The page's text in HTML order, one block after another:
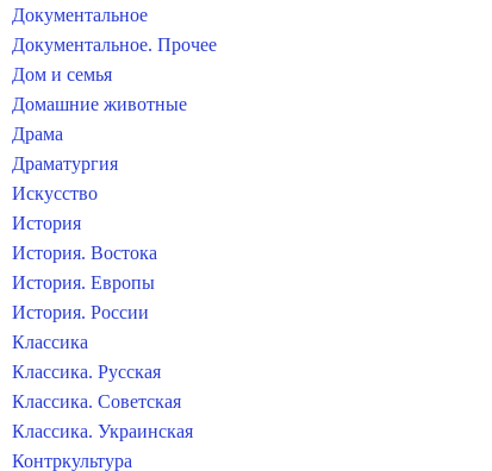
Документальное
Документальное. Прочее
Дом и семья
Домашние животные
Драма
Драматургия
Искусство
История
История. Востока
История. Европы
История. России
Классика
Классика. Русская
Классика. Советская
Классика. Украинская
Контркультура